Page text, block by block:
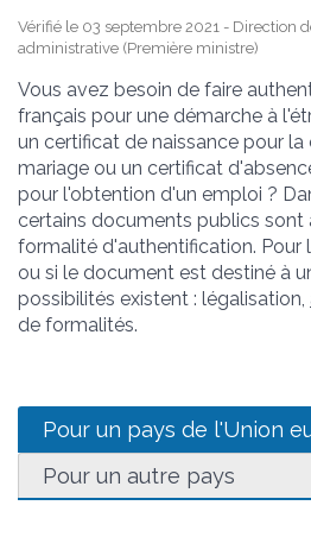
Vérifié le 03 septembre 2021 - Direction
administrative (Première ministre)
Vous avez besoin de faire
français pour une démarche à
un certificat de naissance pour la
mariage ou un certificat
pour l'obtention d'un emploi ?
certains documents publics sont
formalité d'authentification. Pour
ou si le document est destiné à
possibilités existent : légalisation,
de formalités.
Pour un pays de l'Union
Pour un autre pays